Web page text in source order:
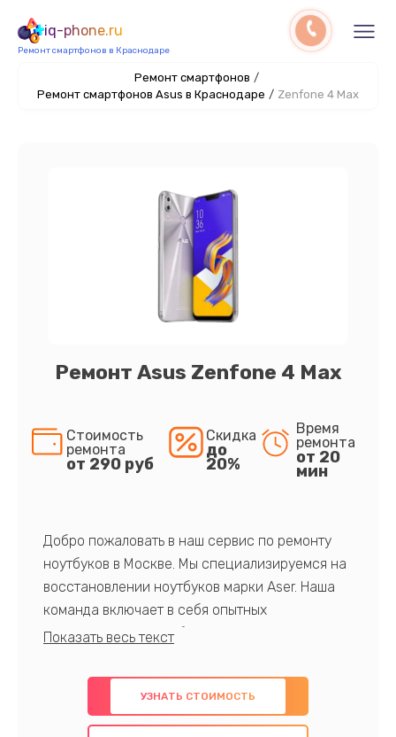
iq-phone.ru
Ремонт смартфонов в Краснодаре
Ремонт смартфонов /
Ремонт смартфонов Asus в Краснодаре / Zenfone 4 Max
Ремонт Asus Zenfone 4 Max
Стоимость
ремонта
от 290 руб
Скидка
до
20%
Время
ремонта
от 20
мин
Добро пожаловать в наш сервис по ремонту
ноутбуков в Москве. Мы специализируемся на
восстановлении ноутбуков марки Aser. Наша
команда включает в себя опытных
профессионалов с обширными знаниями и
предлагаем быстрый и качественный ремонт с
использованием оригинальных компонентов, а
также гарантируем качество всех
УЗНАТЬ СТОИМОСТЬ